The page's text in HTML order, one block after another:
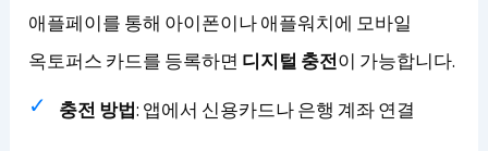
애플페이를 통해 아이폰이나 애플워치에 모바일
옥토퍼스 카드를 등록하면 디지털 충전이 가능합니다.
충전 방법: 앱에서 신용카드나 은행 계좌 연결